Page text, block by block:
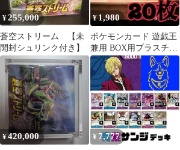
¥255,000
蒼空ストリーム 【未
開封シュリンク付き】
¥1,980
ポケモンカード 遊戯王
兼用 BOX用プラスチッ
クケース ボックスロ
ーダー2
¥420,000 ¥ 7,777